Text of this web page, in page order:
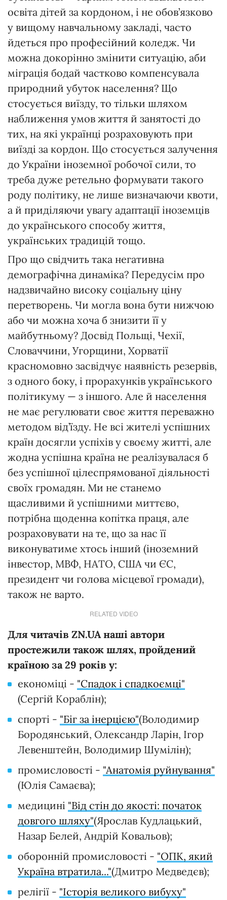
освіта дітей за кордоном, і не обов’язково
у вищому навчальному закладі, часто
йдеться про професійний коледж. Чи
можна докорінно змінити ситуацію, аби
міграція бодай частково компенсувала
природний убуток населення? Що
стосується виїзду, то тільки шляхом
наближення умов життя й занятості до
тих, на які українці розраховують при
виїзді за кордон. Що стосується залучення
до України іноземної робочої сили, то
треба дуже ретельно формувати такого
роду політику, не лише визначаючи квоти,
а й приділяючи увагу адаптації іноземців
до українського способу життя,
українських традицій тощо.
Про що свідчить така негативна
демографічна динаміка? Передусім про
надзвичайно високу соціальну ціну
перетворень. Чи могла вона бути нижчою
або чи можна хоча б знизити її у
майбутньому? Досвід Польщі, Чехії,
Словаччини, Угорщини, Хорватії
красномовно засвідчує наявність резервів,
з одного боку, і прорахунків українського
політикуму — з іншого. Але й населення
не має регулювати своє життя переважно
методом від’їзду. Не всі жителі успішних
країн досягли успіхів у своєму житті, але
жодна успішна країна не реалізувалася б
без успішної цілеспрямованої діяльності
своїх громадян. Ми не станемо
щасливими й успішними миттєво,
потрібна щоденна копітка праця, але
розраховувати на те, що за нас її
виконуватиме хтось інший (іноземний
інвестор, МВФ, НАТО, США чи ЄС,
президент чи голова місцевої громади),
також не варто.
RELATED VIDEO
Для читачів ZN.UA наші автори
простежили також шлях, пройдений
країною за 29 років у:
економіці - "Спадок і спадкоємці"
(Сергій Кораблін);
спорті - "Біг за інерцією"(Володимир
Бородянський, Олександр Ларін, Ігор
Левенштейн, Володимир Шумілін);
промисловості - "Анатомія руйнування"
(Юлія Самаєва);
медицині "Від стін до якості: початок
довгого шляху"(Ярослав Кудлацький,
Назар Белей, Андрій Ковальов);
оборонній промисловості - "ОПК, який
Україна втратила..."(Дмитро Медведєв);
релігії - "Історія великого вибуху"